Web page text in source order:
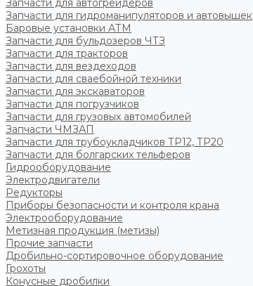
Запчасти для автогрейдеров
Запчасти для гидроманипуляторов и автовышек
Баровые установки АТМ
Запчасти для бульдозеров ЧТЗ
Запчасти для тракторов
Запчасти для вездеходов
Запчасти для сваебойной техники
Запчасти для экскаваторов
Запчасти для погрузчиков
Запчасти для грузовых автомобилей
Запчасти ЧМЗАП
Запчасти для трубоукладчиков ТР12, ТР20
Запчасти для болгарских тельферов
Гидрооборудование
Электродвигатели
Редукторы
Приборы безопасности и контроля крана
Электрооборудование
Метизная продукция (метизы)
Прочие запчасти
Дробильно-сортировочное оборудование
Грохоты
Конусные дробилки